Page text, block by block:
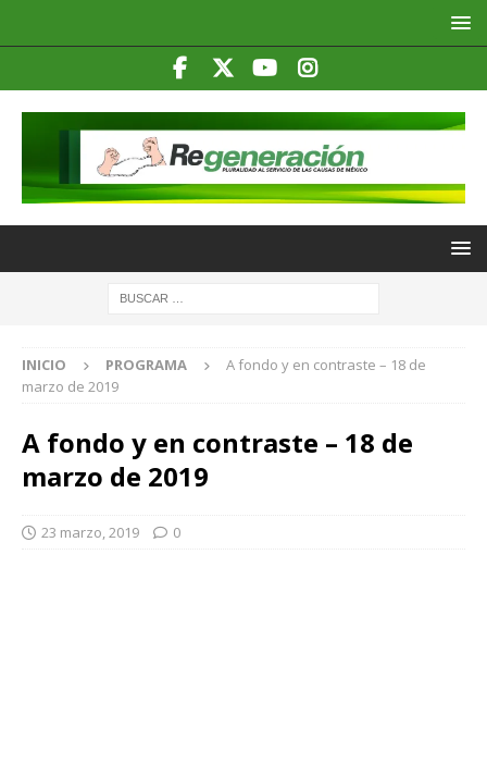
INICIO PROGRAMA
A fondo y en contraste – 18 de
marzo de 2019
A fondo y en contraste – 18 de
marzo de 2019
23 marzo, 2019 0